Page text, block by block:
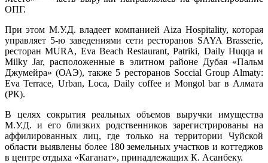
ОПГ.
При этом М.У.Д. владеет компанией Aiza Hospitality, которая
управляет 5-ю заведениями сети ресторанов SAYA Brasserie,
ресторан MURA, Eva Beach Restaurant, Patriki, Daily Huqqa и
Milky Jar, расположенные в элитном районе Дубая «Пальм
Джумейра» (ОАЭ), также 5 ресторанов Soccial Group Almaty:
Eva Terrace, Urban, Loca, Daily coffee и Mongol bar в Алмата
(РК).
В целях сокрытия реальных объемов выручки имущества
М.У.Д. и его близких родственников зарегистрированы на
аффилированных лиц, где только на территории Чуйской
области выявлены более 180 земельных участков и коттеджов
в центре отдыха «Каганат», принадлежащих К. Асанбеку.